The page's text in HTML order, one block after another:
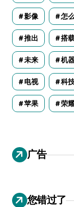
影像 怎
推出 搭
未来 机
电视 科
苹果 荣
广告
您错过了